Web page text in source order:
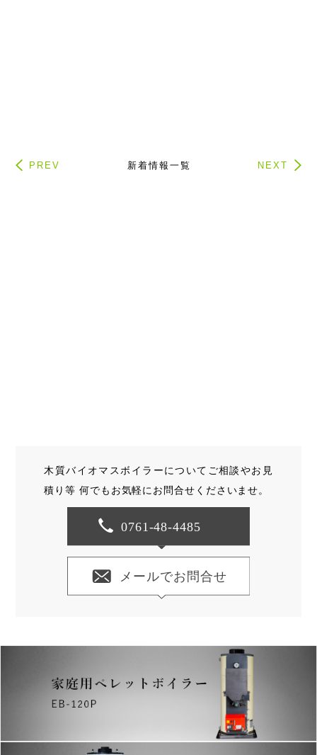
PREV 新着情報一覧 NEXT
木質バイオマスボイラーについてご相談やお見
積り等 何でもお気軽にお問合せくださいませ。